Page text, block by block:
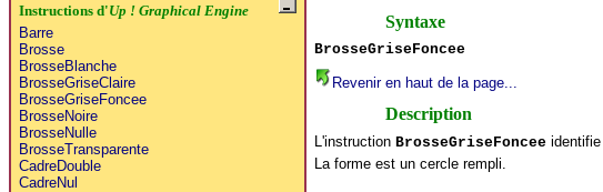
Instructions d'Up ! Graphical Engine
Barre
Brosse
BrosseBlanche
BrosseGriseClaire
BrosseGriseFoncee
BrosseNoire
BrosseNulle
BrosseTransparente
CadreDouble
CadreNul
Syntaxe
BrosseGriseFoncee
Revenir en haut de la page...
Description
L'instruction BrosseGriseFonceeidentifie
La forme est un cercle rempli.